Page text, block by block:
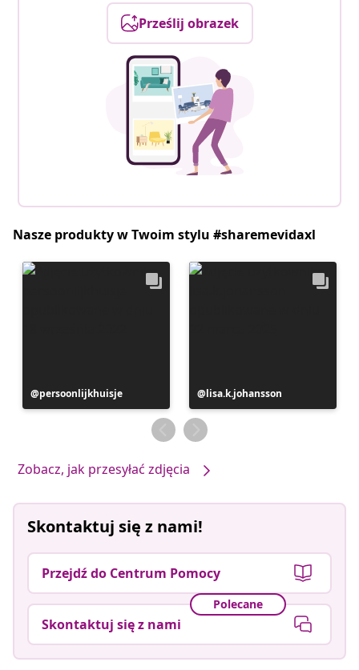
Prześlij obrazek
Nasze produkty w Twoim stylu #sharemevidaxl
Post
opublikowany
persoonlijkhuisje
Post
opublikowany
przez
lisa.k.johansson
Zobacz, jak przesyłać zdjęcia
Skontaktuj się z nami!
Przejdź do Centrum Pomocy
Polecane
Skontaktuj się z nami